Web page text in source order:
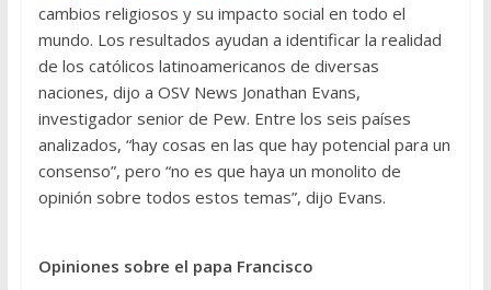
cambios religiosos y su impacto social en todo el
mundo. Los resultados ayudan a identificar la realidad
de los católicos latinoamericanos de diversas
naciones, dijo a OSV News Jonathan Evans,
investigador senior de Pew. Entre los seis países
analizados, “hay cosas en las que hay potencial para un
consenso”, pero “no es que haya un monolito de
opinión sobre todos estos temas”, dijo Evans.
Opiniones sobre el papa Francisco